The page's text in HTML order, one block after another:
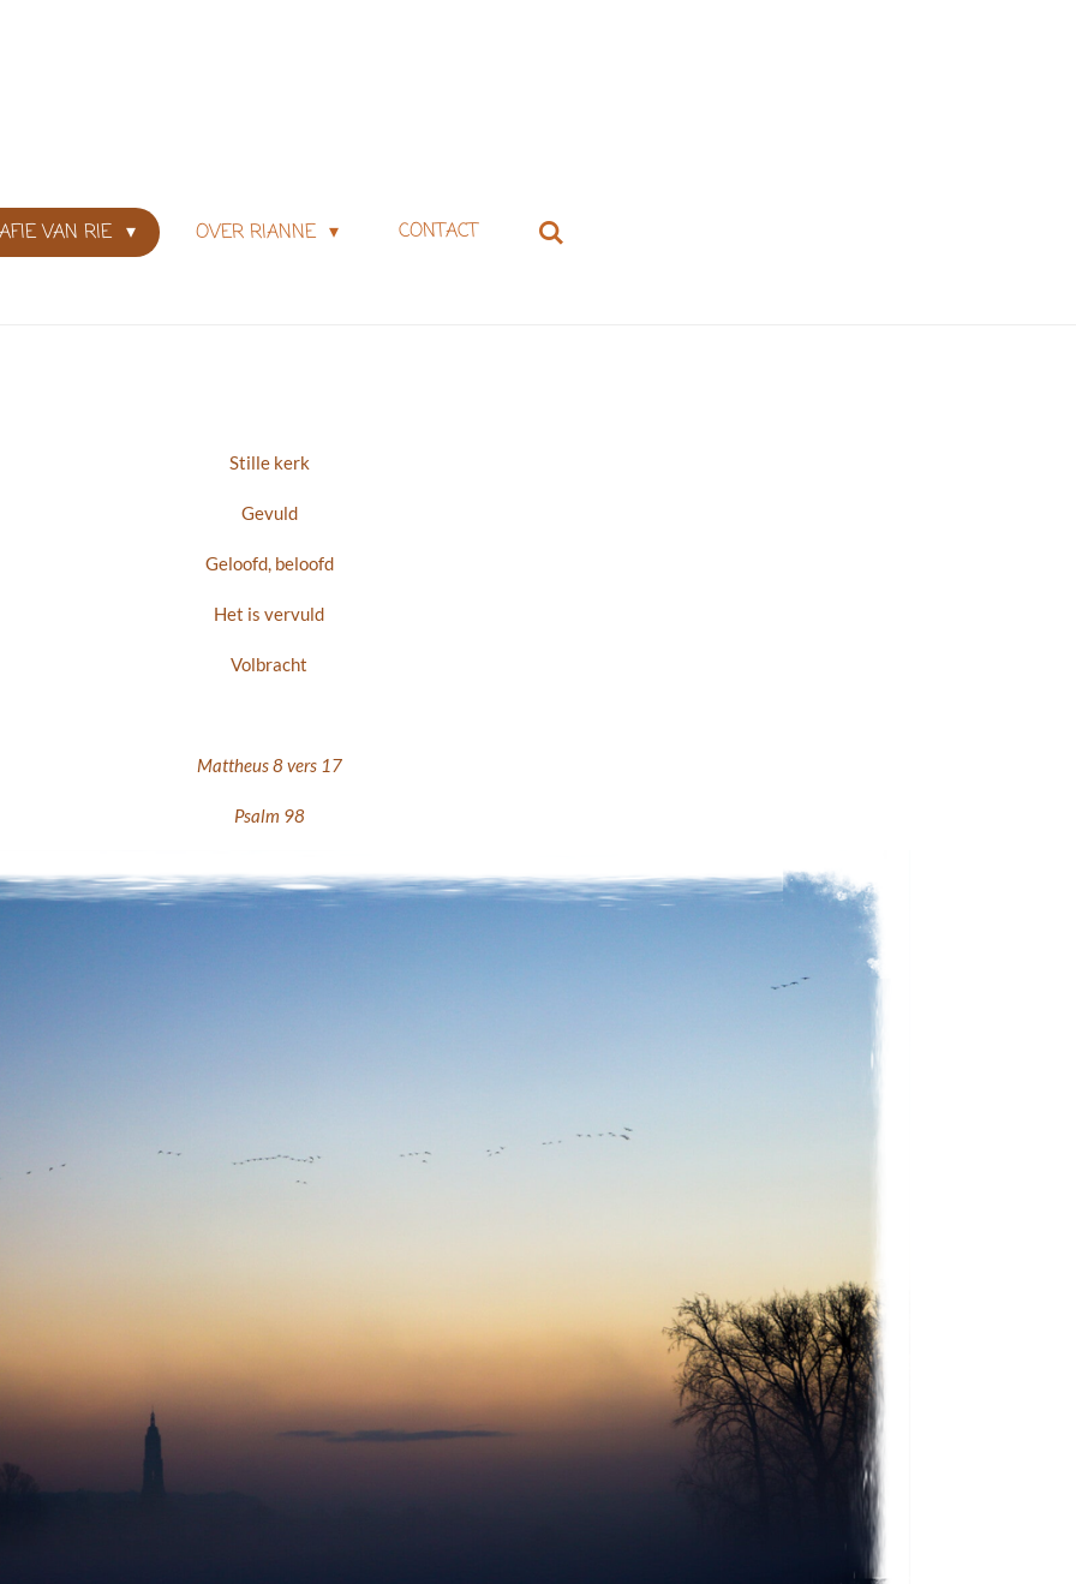
VAN RIE OVER RIANNE CONTACT
Stille kerk
Gevuld
Geloofd, beloofd
Het is vervuld
Volbracht
Mattheus 8 vers 17
Psalm 98